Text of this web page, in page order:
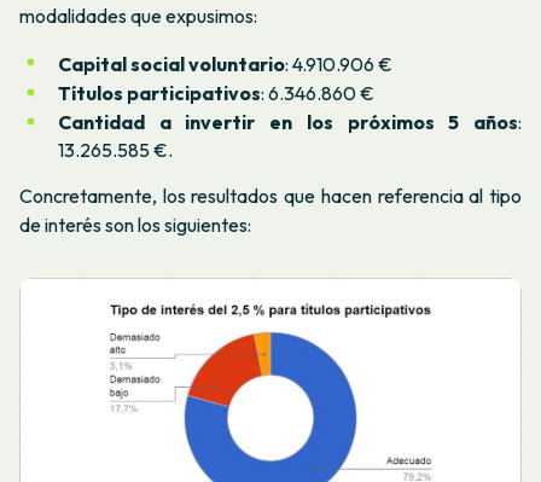
modalidades que expusimos:
Capital social voluntario: 4.910.906 €
Títulos participativos: 6.346.860 €
Cantidad a invertir en los próximos 5 años:
13.265.585 €.
Concretamente, los resultados que hacen referencia al tipo
de interés son los siguientes: